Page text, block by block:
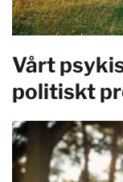
Vårt
politiskt